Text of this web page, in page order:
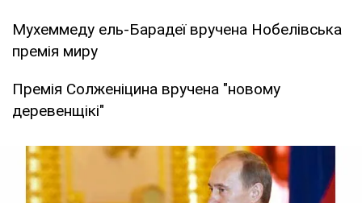
Мухеммеду ель-Барадеї вручена Нобелівська
премія миру
Премія Солженіцина вручена "новому
деревенщікі"